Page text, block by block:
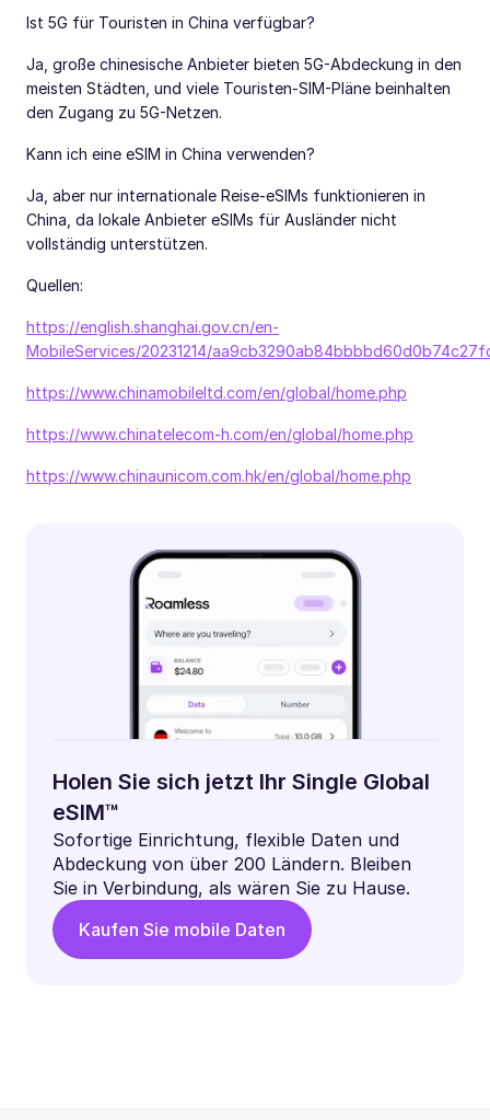
Ist 5G für Touristen in China verfügbar?
Ja, große chinesische Anbieter bieten 5G-Abdeckung in den
meisten Städten, und viele Touristen-SIM-Pläne beinhalten
den Zugang zu 5G-Netzen.
Kann ich eine eSIM in China verwenden?
Ja, aber nur internationale Reise-eSIMs funktionieren in
China, da lokale Anbieter eSIMs für Ausländer nicht
vollständig unterstützen.
Quellen:
https://english.shanghai.gov.cn/en-
MobileServices/20231214/
https://www.chinamobileltd.com/en/global/home.php
https://www.chinatelecom-h.com/en/global/home.php
https://www.chinaunicom.com.hk/en/global/home.php
Holen Sie sich jetzt Ihr Single Global
eSIM™
Sofortige Einrichtung, flexible Daten und
Abdeckung von über 200 Ländern. Bleiben
Sie in Verbindung, als wären Sie zu Hause.
Kaufen Sie mobile Daten